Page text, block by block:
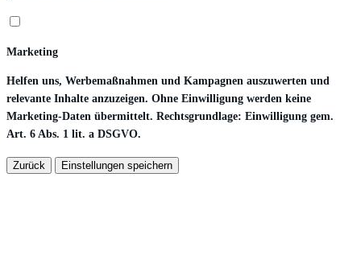
Marketing
Helfen uns, Werbemaßnahmen und Kampagnen auszuwerten und
relevante Inhalte anzuzeigen. Ohne Einwilligung werden keine
Marketing-Daten übermittelt. Rechtsgrundlage: Einwilligung gem.
Art. 6 Abs. 1 lit. a DSGVO.
Zurück Einstellungen speichern